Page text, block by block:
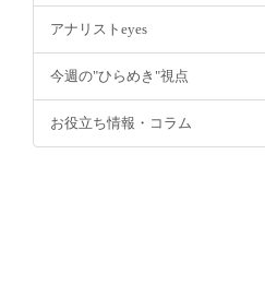
アナリストeyes
今週の"ひらめき"視点
お役立ち情報・コラム